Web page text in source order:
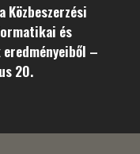
és
–
20.